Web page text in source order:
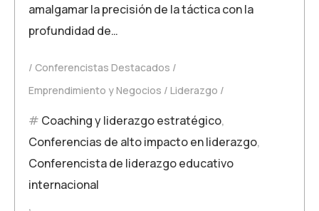
amalgamar la precisión de la táctica con la
profundidad de…
Conferencistas Destacados
Emprendimiento y Negocios
Liderazgo
Coaching y liderazgo estratégico,
Conferencias de alto impacto en liderazgo,
Conferencista de liderazgo educativo
internacional
,